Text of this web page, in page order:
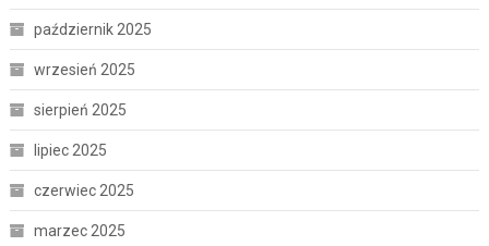
październik 2025
wrzesień 2025
sierpień 2025
lipiec 2025
czerwiec 2025
marzec 2025